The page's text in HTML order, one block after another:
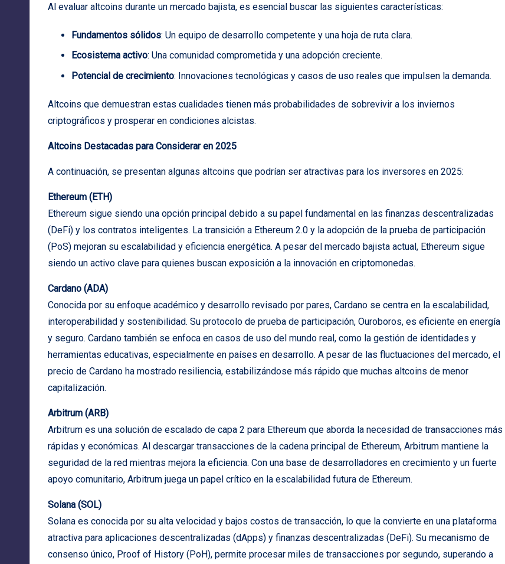
Al evaluar altcoins durante un mercado bajista, es esencial buscar las siguientes características:
Fundamentos sólidos: Un equipo de desarrollo competente y una hoja de ruta clara.
Ecosistema activo: Una comunidad comprometida y una adopción creciente.
Potencial de crecimiento: Innovaciones tecnológicas y casos de uso reales que impulsen la demanda.
Altcoins que demuestran estas cualidades tienen más probabilidades de sobrevivir a los inviernos
criptográficos y prosperar en condiciones alcistas.
Altcoins Destacadas para Considerar en 2025
A continuación, se presentan algunas altcoins que podrían ser atractivas para los inversores en 2025:
Ethereum (ETH)
Ethereum sigue siendo una opción principal debido a su papel fundamental en las finanzas descentralizadas
(DeFi) y los contratos inteligentes. La transición a Ethereum 2.0 y la adopción de la prueba de participación
(PoS) mejoran su escalabilidad y eficiencia energética. A pesar del mercado bajista actual, Ethereum sigue
siendo un activo clave para quienes buscan exposición a la innovación en criptomonedas.
Cardano (ADA)
Conocida por su enfoque académico y desarrollo revisado por pares, Cardano se centra en la escalabilidad,
interoperabilidad y sostenibilidad. Su protocolo de prueba de participación, Ouroboros, es eficiente en energía
y seguro. Cardano también se enfoca en casos de uso del mundo real, como la gestión de identidades y
herramientas educativas, especialmente en países en desarrollo. A pesar de las fluctuaciones del mercado, el
precio de Cardano ha mostrado resiliencia, estabilizándose más rápido que muchas altcoins de menor
capitalización.
Arbitrum (ARB)
Arbitrum es una solución de escalado de capa 2 para Ethereum que aborda la necesidad de transacciones más
rápidas y económicas. Al descargar transacciones de la cadena principal de Ethereum, Arbitrum mantiene la
seguridad de la red mientras mejora la eficiencia. Con una base de desarrolladores en crecimiento y un fuerte
apoyo comunitario, Arbitrum juega un papel crítico en la escalabilidad futura de Ethereum.
Solana (SOL)
Solana es conocida por su alta velocidad y bajos costos de transacción, lo que la convierte en una plataforma
atractiva para aplicaciones descentralizadas (dApps) y finanzas descentralizadas (DeFi). Su mecanismo de
consenso único, Proof of History (PoH), permite procesar miles de transacciones por segundo, superando a